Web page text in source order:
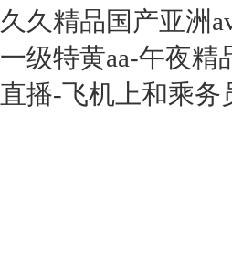
久久精品国产亚洲
一级特黄aa-午夜
直播-飞机上和乘务